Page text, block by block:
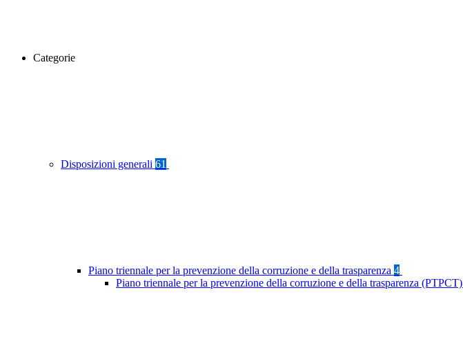
Categorie
Disposizioni generali 61
Piano triennale per la prevenzione della corruzione e della trasparenza 4
Piano triennale per la prevenzione della corruzione e della trasparenza (PTPCT)